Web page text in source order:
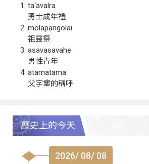
ta‘avalra
勇士成年禮
molapangolai
祖靈祭
asavasavahe
男性青年
atamatama
父字輩的稱呼
歷史上的今天
2026/ 08/ 08